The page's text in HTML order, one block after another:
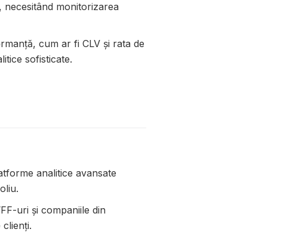
necesitând monitorizarea
cum ar fi CLV și rata de
sofisticate.
analitice avansate
uri și companiile din